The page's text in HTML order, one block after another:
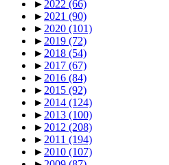
► 2022 (66)
► 2021 (90)
► 2020 (101)
► 2019 (72)
► 2018 (54)
► 2017 (67)
► 2016 (84)
► 2015 (92)
► 2014 (124)
► 2013 (100)
► 2012 (208)
► 2011 (194)
► 2010 (107)